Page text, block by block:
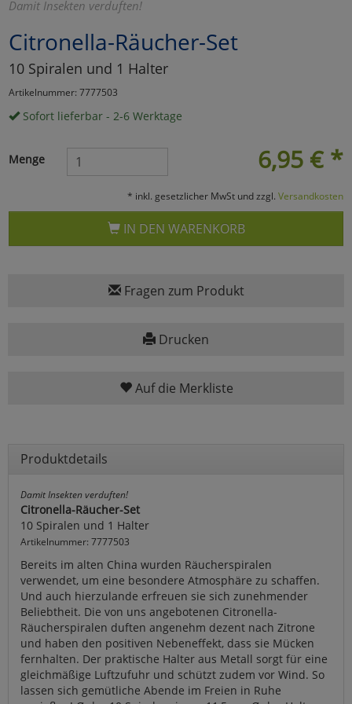
Damit Insekten verduften!
Citronella-Räucher-Set
10 Spiralen und 1 Halter
Artikelnummer: 7777503
Sofort lieferbar - 2-6 Werktage
6,95 € *
Menge
* inkl. gesetzlicher MwSt und zzgl. Versandkosten
IN DEN WARENKORB
Fragen zum Produkt
Drucken
Auf die Merkliste
Produktdetails
Damit Insekten verduften!
Citronella-Räucher-Set
10 Spiralen und 1 Halter
Artikelnummer: 7777503
Bereits im alten China wurden Räucherspiralen
verwendet, um eine besondere Atmosphäre zu schaffen.
Und auch hierzulande erfreuen sie sich zunehmender
Beliebtheit. Die von uns angebotenen Citronella-
Räucherspiralen duften angenehm dezent nach Zitrone
und haben den positiven Nebeneffekt, dass sie Mücken
fernhalten. Der praktische Halter aus Metall sorgt für eine
gleichmäßige Luftzufuhr und schützt zudem vor Wind. So
lassen sich gemütliche Abende im Freien in Ruhe
Umfragetools
zurückzu Haupptseite